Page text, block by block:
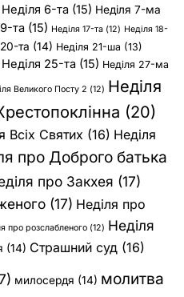
Неділя 6-та (15) Неділя 7-ма
та (15) Неділя 17-та (12) Неділя 18-
та (14) Неділя 21-ша (13)
Неділя 25-та (15) Неділя 27-ма
Великого Посту 2 (12) Неділя
(20)
Всіх Святих (16) Неділя
про Доброго батька
про Закхея (17)
(17) Неділя про
про розслабленого (12) Неділя
(14) Страшний суд (16)
милосердя (14) молитва